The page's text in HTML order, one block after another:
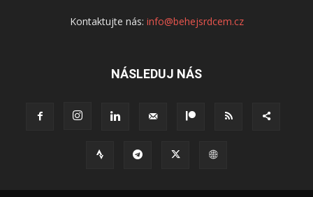
Kontaktujte nás: info@behejsrdcem.cz
NÁSLEDUJ NÁS